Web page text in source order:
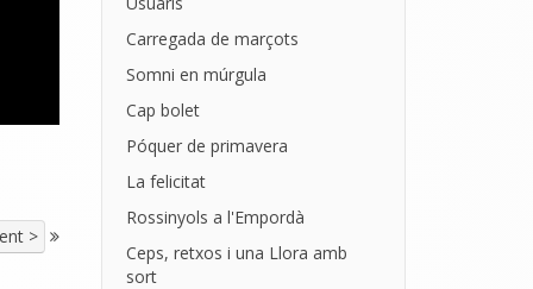
>
Carregada de marçots
Somni en múrgula
Cap bolet
Póquer de primavera
La felicitat
Rossinyols a l'Empordà
Ceps, retxos i una Llora amb
sort